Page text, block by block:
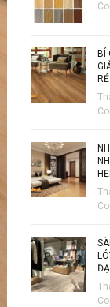
BÍ
ĐẠI